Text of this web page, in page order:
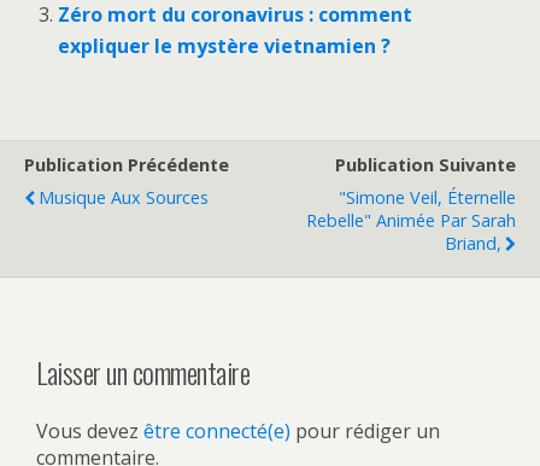
Zéro mort du coronavirus : comment
expliquer le mystère vietnamien ?
Publication Précédente
Musique Aux Sources
Publication Suivante
"Simone Veil, Éternelle
Rebelle" Animée Par Sarah
Briand,
Laisser un commentaire
Vous devez être connecté(e) pour rédiger un
commentaire.